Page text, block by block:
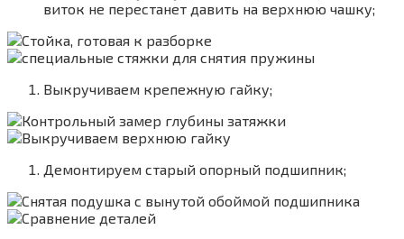
виток не перестанет давить на верхнюю чашку;
Выкручиваем крепежную гайку;
Демонтируем старый опорный подшипник;